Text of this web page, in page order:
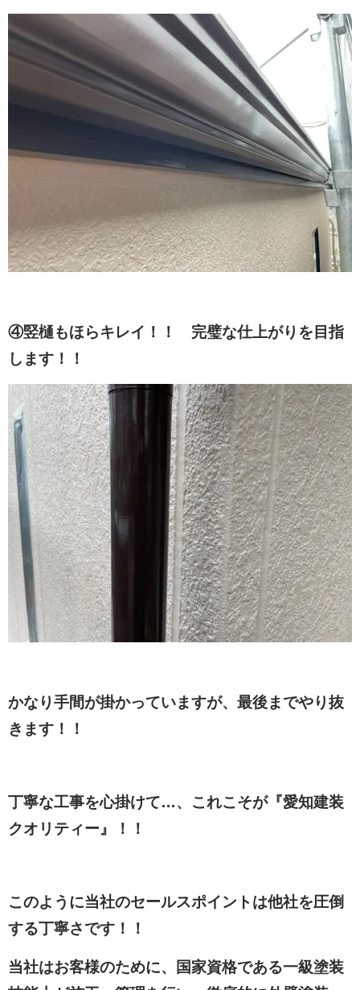
④竪樋もほらキレイ！！ 完璧な仕上がりを目指
します！！
かなり手間が掛かっていますが、最後までやり抜
きます！！
丁寧な工事を心掛けて…、これこそが『愛知建装
クオリティー』！！
このように当社のセールスポイントは他社を圧倒
する丁寧さです！！
当社はお客様のために、国家資格である一級塗装